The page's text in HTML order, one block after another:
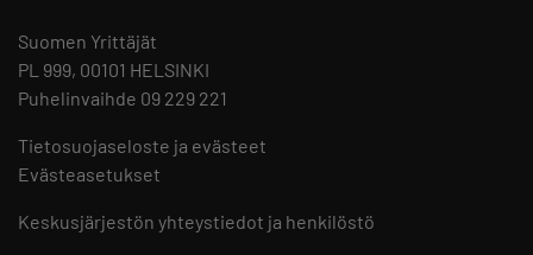
Suomen Yrittäjät
PL 999, 00101 HELSINKI
Puhelinvaihde 09 229 221
Tietosuojaseloste ja evästeet
Evästeasetukset
Keskusjärjestön yhteystiedot ja henkilöstö